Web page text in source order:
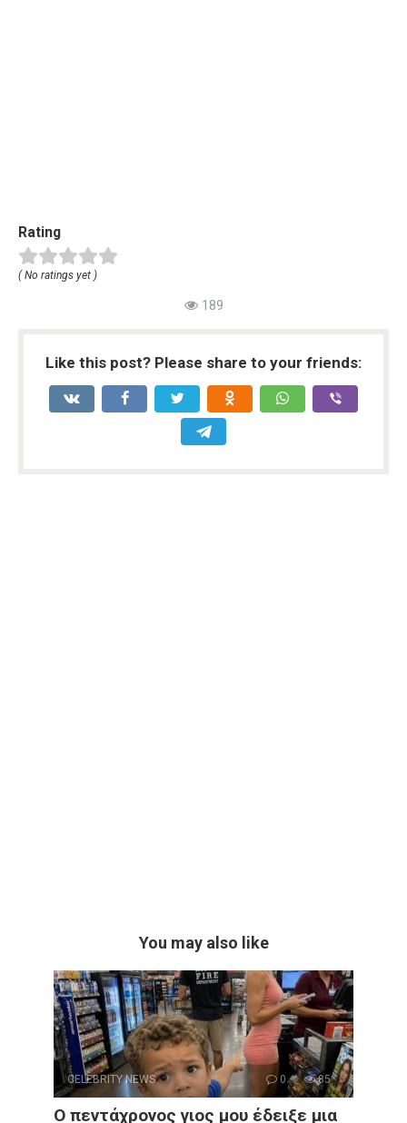
Rating
( No ratings yet )
189
Like this post? Please share to your friends:
You may also like
CELEBRITY NEWS 0 85
Ο πεντάχρονος γιος μου έδειξε μια